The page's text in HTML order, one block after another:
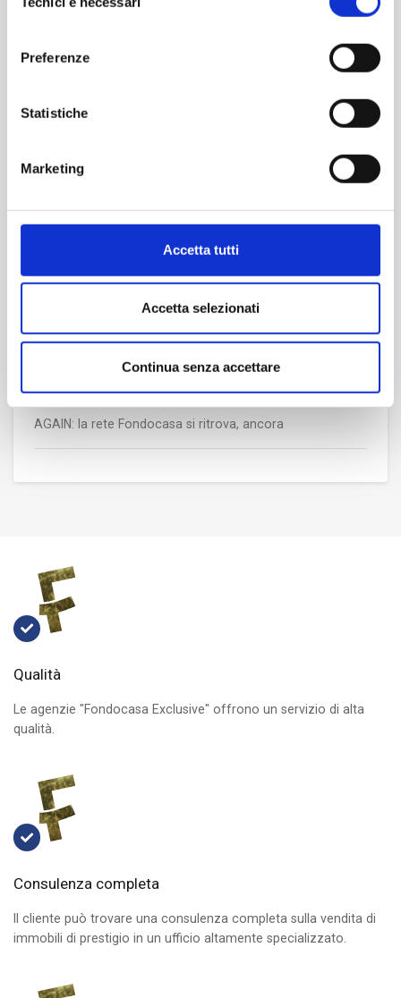
“Continua senza accettare” continuerai la navigazione del
sito in assenza di cookie o altri strumenti di tracciamento
diversi da quelli tecnici.
del
Preferenze
Statistiche
Marketing
Accetta tutti
Accetta selezionati
Continua senza accettare
visione di crescita
15/05/2026
oltre i 7.000 euro al metro quadro
AGAIN: la rete Fondocasa si ritrova, ancora
Qualità
Le agenzie "Fondocasa Exclusive" offrono un servizio di alta
qualità.
Consulenza completa
Il cliente può trovare una consulenza completa sulla vendita di
immobili di prestigio in un ufficio altamente specializzato.